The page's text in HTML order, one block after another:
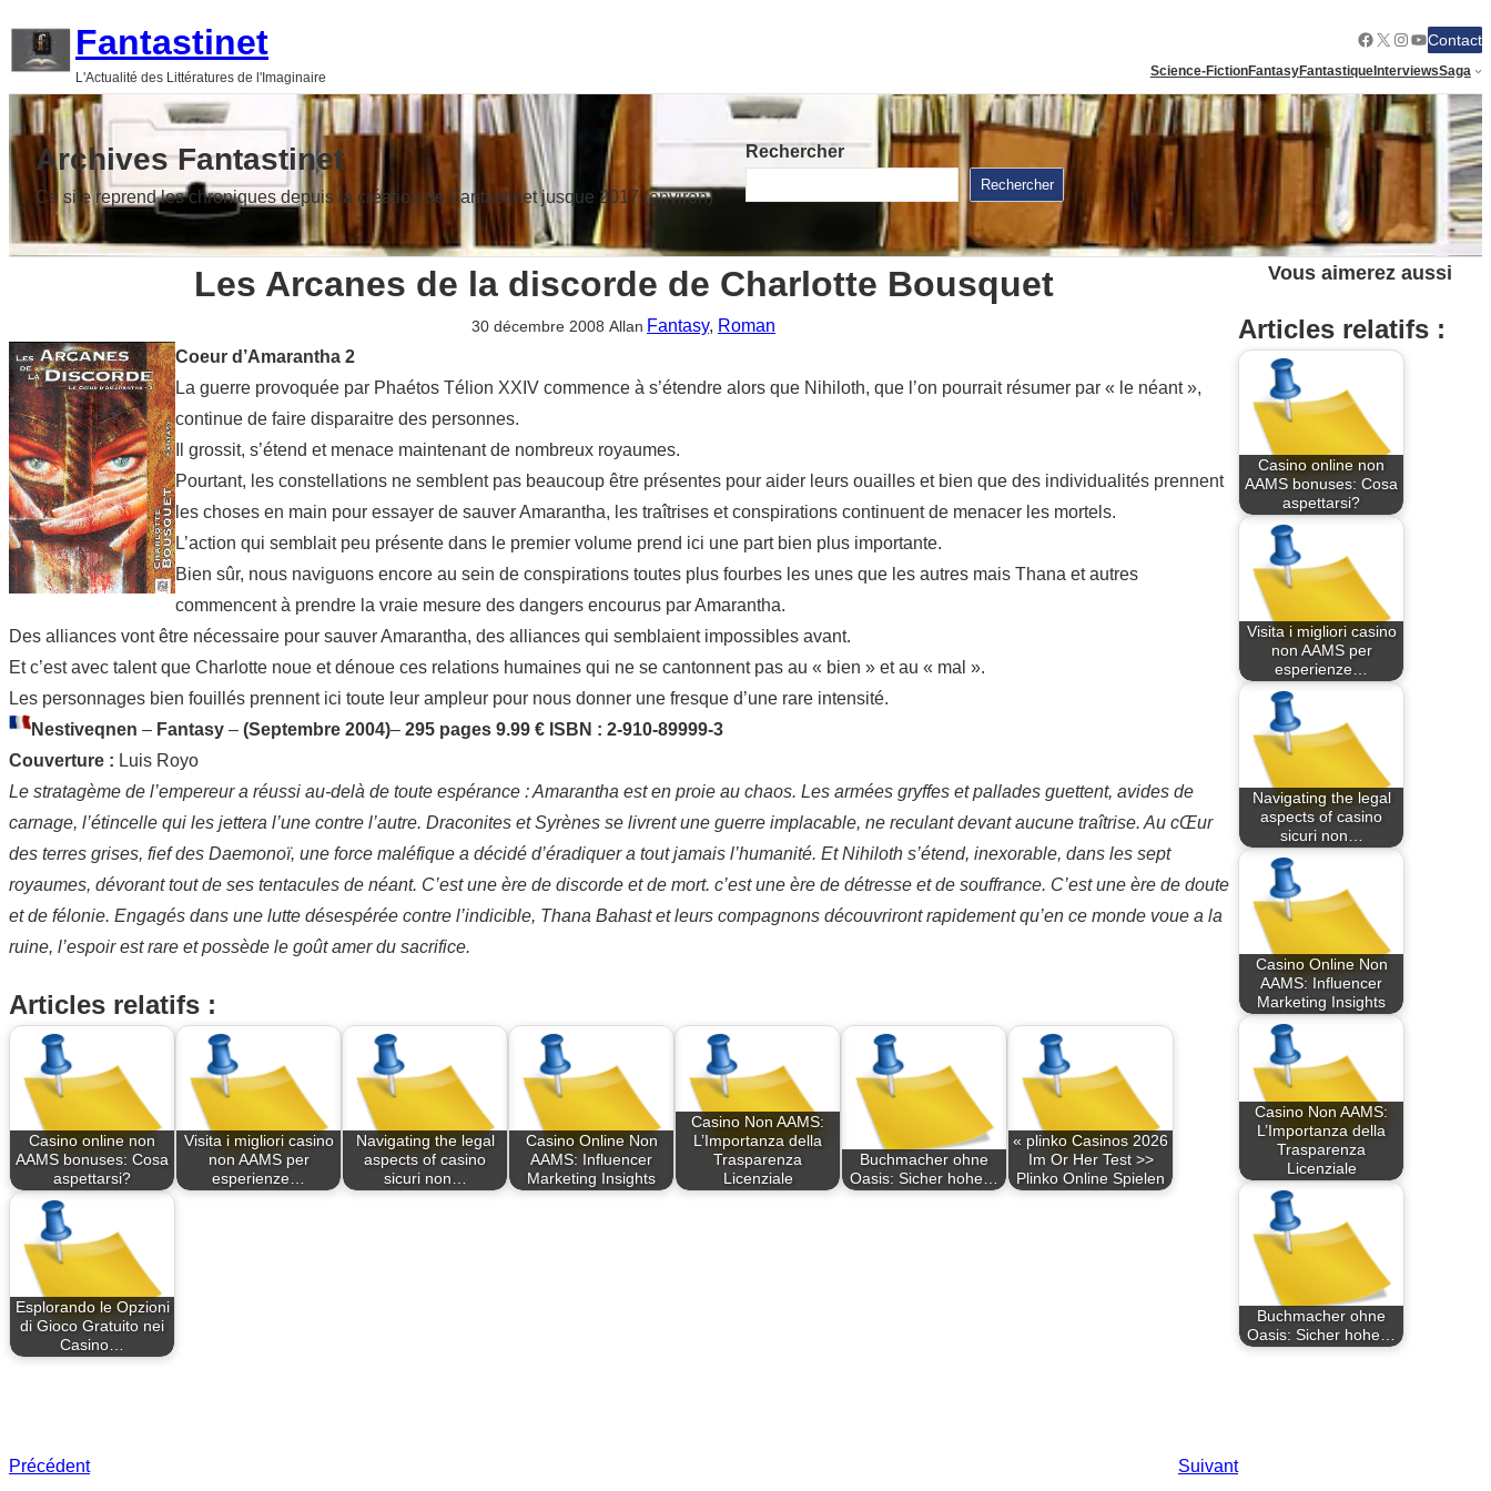
Fantastinet
L'Actualité des Littératures de l'Imaginaire
Facebook
X Instagram
YouTube
Contact
Science-FictionFantasyFantastiqueInterviewsSaga
Archives Fantastinet
Ce site reprend les chroniques depuis la création de Fantastinet jusque 2017 (environ)
Rechercher
Rechercher
Les Arcanes de la discorde de Charlotte Bousquet
30 décembre 2008 Allan Fantasy, Roman
Coeur d’Amarantha 2
La guerre provoquée par Phaétos Télion XXIV commence à s’étendre alors que Nihiloth, que l’on pourrait résumer par « le néant »,
continue de faire disparaitre des personnes.
Il grossit, s’étend et menace maintenant de nombreux royaumes.
Pourtant, les constellations ne semblent pas beaucoup être présentes pour aider leurs ouailles et bien que des individualités prennent
les choses en main pour essayer de sauver Amarantha, les traîtrises et conspirations continuent de menacer les mortels.
L’action qui semblait peu présente dans le premier volume prend ici une part bien plus importante.
Bien sûr, nous naviguons encore au sein de conspirations toutes plus fourbes les unes que les autres mais Thana et autres
commencent à prendre la vraie mesure des dangers encourus par Amarantha.
Des alliances vont être nécessaire pour sauver Amarantha, des alliances qui semblaient impossibles avant.
Et c’est avec talent que Charlotte noue et dénoue ces relations humaines qui ne se cantonnent pas au « bien » et au « mal ».
Les personnages bien fouillés prennent ici toute leur ampleur pour nous donner une fresque d’une rare intensité.
Nestiveqnen – Fantasy – (Septembre 2004)– 295 pages 9.99 € ISBN : 2-910-89999-3
Couverture : Luis Royo
Le stratagème de l’empereur a réussi au-delà de toute espérance : Amarantha est en proie au chaos. Les armées gryffes et pallades guettent, avides de
carnage, l’étincelle qui les jettera l’une contre l’autre. Draconites et Syrènes se livrent une guerre implacable, ne reculant devant aucune traîtrise. Au cŒur
des terres grises, fief des Daemonoï, une force maléfique a décidé d’éradiquer a tout jamais l’humanité. Et Nihiloth s’étend, inexorable, dans les sept
royaumes, dévorant tout de ses tentacules de néant. C’est une ère de discorde et de mort. c’est une ère de détresse et de souffrance. C’est une ère de doute
et de félonie. Engagés dans une lutte désespérée contre l’indicible, Thana Bahast et leurs compagnons découvriront rapidement qu’en ce monde voue a la
ruine, l’espoir est rare et possède le goût amer du sacrifice.
Articles relatifs :
Casino online non
AAMS bonuses: Cosa
aspettarsi?
Visita i migliori casino
non AAMS per
esperienze…
Navigating the legal
aspects of casino
sicuri non…
Casino Online Non
AAMS: Influencer
Marketing Insights
Casino Non AAMS:
L’Importanza della
Trasparenza
Licenziale
Buchmacher ohne
Oasis: Sicher hohe…
« plinko Casinos 2026
Im Or Her Test >>
Plinko Online Spielen
Esplorando le Opzioni
di Gioco Gratuito nei
Casino…
Précédent Suivant
Vous aimerez aussi
Articles relatifs :
Casino online non
AAMS bonuses: Cosa
aspettarsi?
Visita i migliori casino
non AAMS per
esperienze…
Navigating the legal
aspects of casino
sicuri non…
Casino Online Non
AAMS: Influencer
Marketing Insights
Casino Non AAMS:
L’Importanza della
Trasparenza
Licenziale
Buchmacher ohne
Oasis: Sicher hohe…